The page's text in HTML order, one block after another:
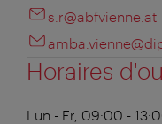
s.r@abfvienne.at
Horaires
Lun - Fr, 09:00 -